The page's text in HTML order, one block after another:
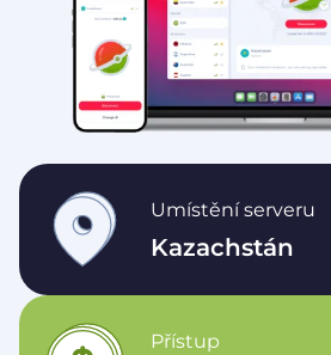
Umístění serveru
Kazachstán
Přístup